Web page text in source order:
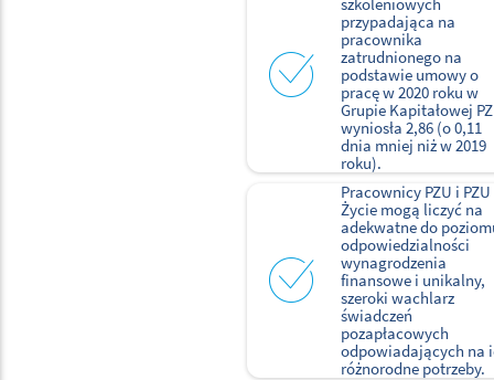
przypadająca na
pracownika
zatrudnionego na
podstawie umowy o
pracę w 2020 roku w
Grupie Kapitałowej
wyniosła 2,86 (o 0,11
dnia mniej niż w 2019
roku).
Pracownicy PZU i PZU
Życie mogą liczyć na
adekwatne do
odpowiedzialności
wynagrodzenia
finansowe i unikalny,
szeroki wachlarz
świadczeń
pozapłacowych
odpowiadających na
różnorodne potrzeby.